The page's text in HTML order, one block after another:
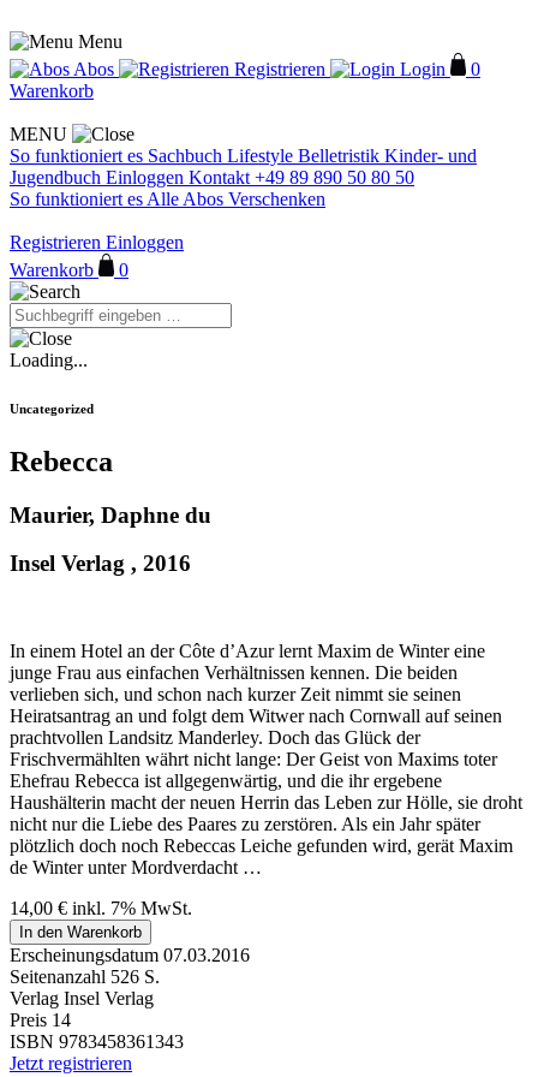
Menu
Abos
Registrieren Login
0
Warenkorb
MENU
So funktioniert es Sachbuch Lifestyle Belletristik Kinder- und
Jugendbuch Einloggen Kontakt +49 89 890 50 80 50
So funktioniert es Alle Abos Verschenken
Registrieren Einloggen
Warenkorb
0
Loading...
Uncategorized
Rebecca
Maurier, Daphne du
Insel Verlag , 2016
In einem Hotel an der Côte d’Azur lernt Maxim de Winter eine
junge Frau aus einfachen Verhältnissen kennen. Die beiden
verlieben sich, und schon nach kurzer Zeit nimmt sie seinen
Heiratsantrag an und folgt dem Witwer nach Cornwall auf seinen
prachtvollen Landsitz Manderley. Doch das Glück der
Frischvermählten währt nicht lange: Der Geist von Maxims toter
Ehefrau Rebecca ist allgegenwärtig, und die ihr ergebene
Haushälterin macht der neuen Herrin das Leben zur Hölle, sie droht
nicht nur die Liebe des Paares zu zerstören. Als ein Jahr später
plötzlich doch noch Rebeccas Leiche gefunden wird, gerät Maxim
de Winter unter Mordverdacht …
14,00 € inkl. 7% MwSt.
In den Warenkorb
Erscheinungsdatum 07.03.2016
Seitenanzahl 526 S.
Verlag Insel Verlag
Preis 14
ISBN 9783458361343
Jetzt registrieren